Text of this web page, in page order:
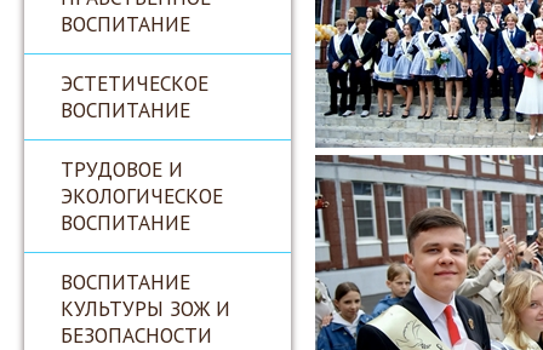
ВОСПИТАНИЕ
ЭСТЕТИЧЕСКОЕ
ВОСПИТАНИЕ
ТРУДОВОЕ И
ЭКОЛОГИЧЕСКОЕ
ВОСПИТАНИЕ
ВОСПИТАНИЕ
КУЛЬТУРЫ ЗОЖ И
БЕЗОПАСНОСТИ